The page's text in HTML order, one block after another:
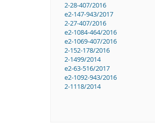
2-28-407/2016
e2-147-943/2017
2-27-407/2016
e2-1084-464/2016
e2-1069-407/2016
2-152-178/2016
2-1499/2014
e2-63-516/2017
e2-1092-943/2016
2-1118/2014